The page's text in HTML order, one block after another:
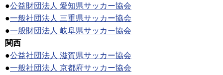
●公益財団法人 愛知県サッカー協会
●一般社団法人 三重県サッカー協会
●一般財団法人 岐阜県サッカー協会
関西
●公益社団法人 滋賀県サッカー協会
●一般社団法人 京都府サッカー協会